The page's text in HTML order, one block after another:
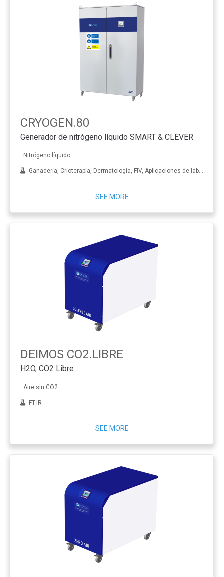
CRYOGEN.80
Generador de nitrógeno líquido SMART & CLEVER
Nitrógeno líquido
Ganadería, Crioterapia, Dermatología, FIV, Aplicaciones de laboratorio, Tratamiento de metales
SEE MORE
DEIMOS CO2.LIBRE
H2O, CO2 Libre
Aire sin CO2
FT-IR
SEE MORE